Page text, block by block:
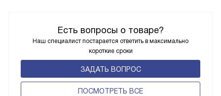
Есть вопросы о товаре?
Наш специалист постарается ответить в максимально
короткие сроки
ЗАДАТЬ ВОПРОС
ПОCМОТРЕТЬ ВСЕ